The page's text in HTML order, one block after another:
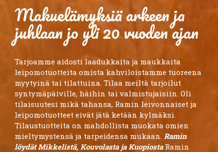
Makuelämyksiä arkeen ja
juhlaan jo yli 20 vuoden ajan
Tarjoamme aidosti laadukkaita ja maukkaita
leipomotuotteita omista kahviloistamme tuoreena
myytyinä tai tilattuina. Tilaa meiltä tarjoilut
syntymäpäiville, häihin tai valmistujaisiin. Oli
tilaisuutesi mikä tahansa, Ramin leivonnaiset ja
leipomotuotteet eivät jätä ketään kylmäksi.
Tilaustuotteita on mahdollista muokata omien
mieltymystensä ja tarpeidensa mukaan. Ramin
löydät Mikkelistä, Kouvolasta ja KuopiostaRamin